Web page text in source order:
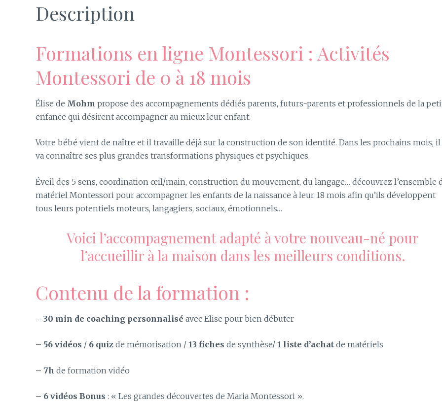
Description
Formations en ligne Montessori : Activités
Montessori de 0 à 18 mois
Élise de Mohm propose des accompagnements dédiés parents, futurs-parents et professionnels de la
enfance qui désirent accompagner au mieux leur enfant.
Votre bébé vient de naître et il travaille déjà sur la construction de son identité. Dans les prochains mois, il
va connaître ses plus grandes transformations physiques et psychiques.
Éveil des 5 sens, coordination œil/main, construction du mouvement, du langage… découvrez l’ensemble
matériel Montessori pour accompagner les enfants de la naissance à leur 18 mois afin qu’ils développent
tous leurs potentiels moteurs, langagiers, sociaux, émotionnels…
Voici l’accompagnement adapté à votre nouveau-né pour
l’accueillir à la maison dans les meilleurs conditions.
Contenu de la formation :
– 30 min de coaching personnalisé avec Elise pour bien débuter
– 56 vidéos / 6 quiz de mémorisation / 13 fiches de synthèse/ 1 liste d’achat de matériels
– 7h de formation vidéo
– 6 vidéos Bonus : « Les grandes découvertes de Maria Montessori ».